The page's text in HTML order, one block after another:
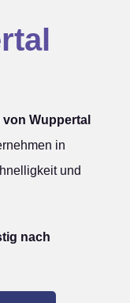
Wuppertal
in
und
nach